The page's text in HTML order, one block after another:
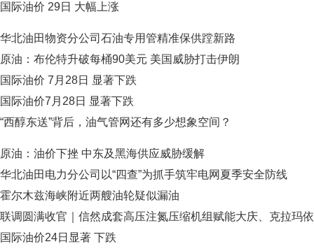
国际油价 29日 大幅上涨
华北油田物资分公司石油专用管精准保供蹚新路
原油：布伦特升破每桶90美元 美国威胁打击伊朗
国际油价 7月28日 显著下跌
国际油价7月28日 显著下跌
“西醇东送”背后，油气管网还有多少想象空间？
原油：油价下挫 中东及黑海供应威胁缓解
华北油田电力分公司以“四查”为抓手筑牢电网夏季安全防线
霍尔木兹海峡附近两艘油轮疑似漏油
联调圆满收官｜信然成套高压注氮压缩机组赋能大庆、克拉玛
国际油价24日显著 下跌